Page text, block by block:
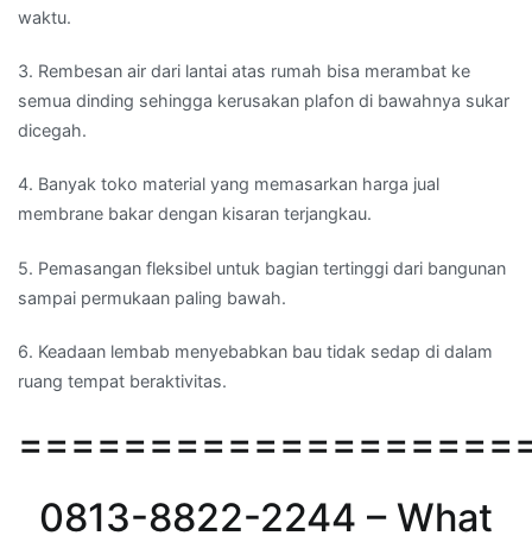
waktu.
3. Rembesan air dari lantai atas rumah bisa merambat ke
semua dinding sehingga kerusakan plafon di bawahnya sukar
dicegah.
4. Banyak toko material yang memasarkan harga jual
membrane bakar dengan kisaran terjangkau.
5. Pemasangan fleksibel untuk bagian tertinggi dari bangunan
sampai permukaan paling bawah.
6. Keadaan lembab menyebabkan bau tidak sedap di dalam
ruang tempat beraktivitas.
0813-8822-2244 – What